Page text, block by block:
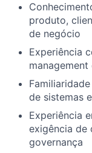
produto,
de negócio
Experiência
de sistemas
Experiência
exigência de
governança